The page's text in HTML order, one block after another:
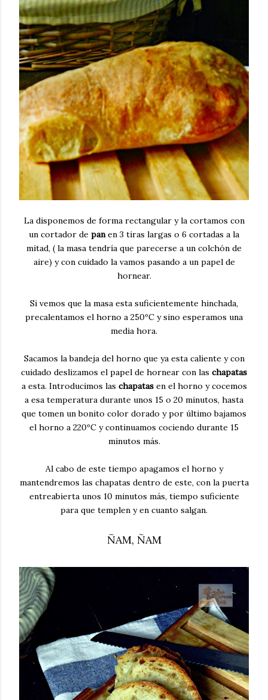
La disponemos de forma rectangular y la cortamos con
un cortador de pan en 3 tiras largas o 6 cortadas a la
mitad, ( la masa tendría que parecerse a un colchón de
aire) y con cuidado la vamos pasando a un papel de
hornear.
Si vemos que la masa esta suficientemente hinchada,
precalentamos el horno a 250ºC y sino esperamos una
media hora.
Sacamos la bandeja del horno que ya esta caliente y con
cuidado deslizamos el papel de hornear con las chapatas
a esta. Introducimos las chapatas en el horno y cocemos
a esa temperatura durante unos 15 o 20 minutos, hasta
que tomen un bonito color dorado y por último bajamos
el horno a 220ºC y continuamos cociendo durante 15
minutos más.
Al cabo de este tiempo apagamos el horno y
mantendremos las chapatas dentro de este, con la puerta
entreabierta unos 10 minutos más, tiempo suficiente
para que templen y en cuanto salgan.
ÑAM, ÑAM